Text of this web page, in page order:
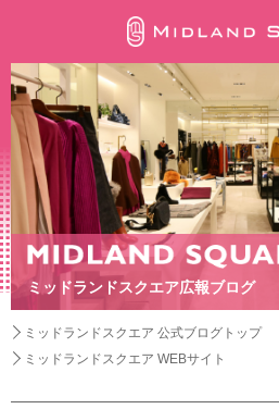
ミッドランドスクエア広報ブログ
ミッドランドスクエア 公式ブログトップ
ミッドランドスクエア WEBサイト